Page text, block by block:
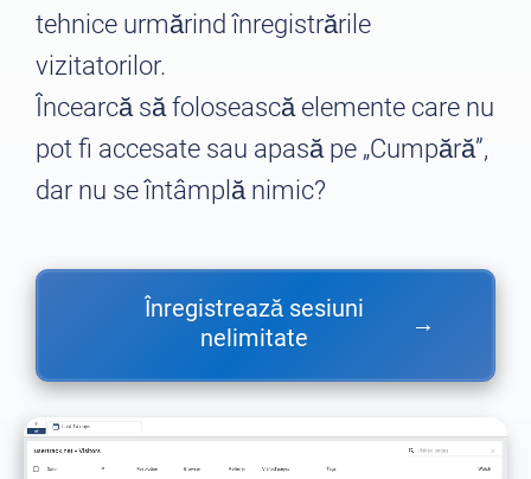
tehnice urmărind înregistrările
vizitatorilor.
Încearcă să folosească elemente care nu
pot fi accesate sau apasă pe „Cumpără”,
dar nu se întâmplă nimic?
Înregistrează sesiuni
nelimitate
→